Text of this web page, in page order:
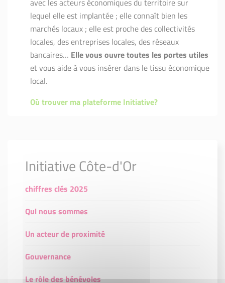
avec les acteurs économiques du territoire sur
lequel elle est implantée ; elle connaît bien les
marchés locaux ; elle est proche des collectivités
locales, des entreprises locales, des réseaux
bancaires… Elle vous ouvre toutes les portes utiles
et vous aide à vous insérer dans le tissu économique
local.
Où trouver ma plateforme Initiative?
Initiative Côte-d'Or
chiffres clés 2025
Qui nous sommes
Un acteur de proximité
Gouvernance
Le rôle des bénévoles